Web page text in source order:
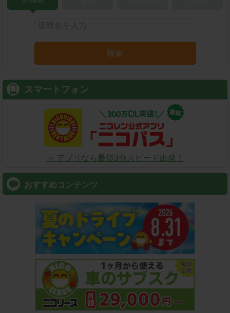
検索
スマートフォン
⇒ アプリなら最短3分スピード出発！
おすすめコンテンツ